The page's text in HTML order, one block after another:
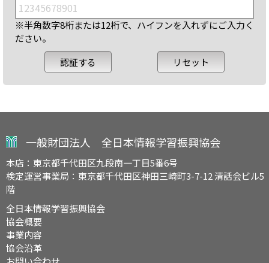
※半角数字8桁または12桁で、ハイフンを入れずにご入力く
ださい。
一般財団法人 全日本情報学習振興協会
本店：東京都千代田区九段南一丁目5番6号
検定運営事業局：東京都千代田区神田三崎町3-7-12 清話会ビル5
階
全日本情報学習振興協会
協会概要
事業内容
協会沿革